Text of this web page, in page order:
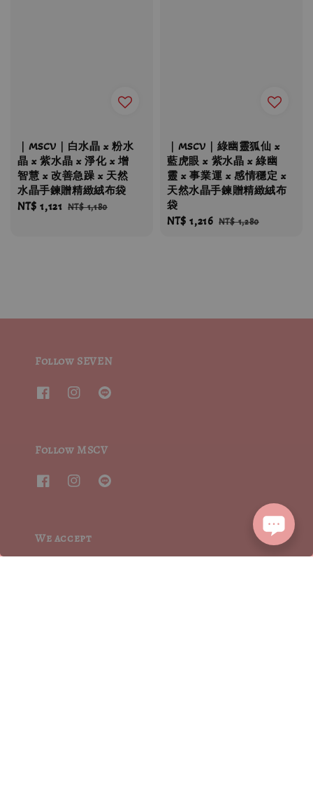
｜MSCV｜白水晶 x 粉水
晶 x 紫水晶 x 淨化 x 增
智慧 x 改善急躁 x 天然
水晶手鍊贈精緻絨布袋
Sale
NT$ 1,121 Regular
NT$ 1,180
｜MSCV｜綠幽靈狐仙 x
藍虎眼 x 紫水晶 x 綠幽
靈 x 事業運 x 感情穩定 x
天然水晶手鍊贈精緻絨布
袋
Sale
NT$ 1,216 Regular
NT$ 1,280
Follow SEVEN
Follow MSCV
We accept